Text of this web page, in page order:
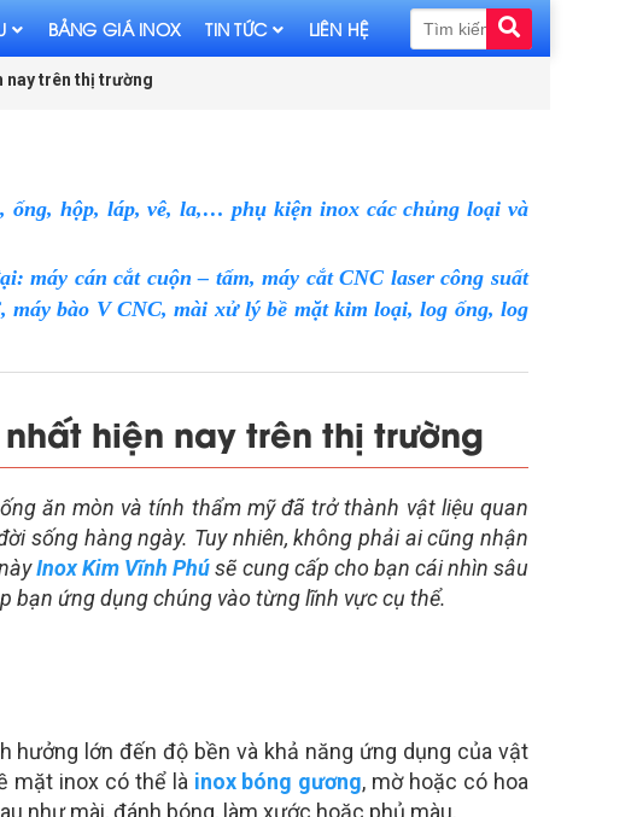
BẢNG GIÁ INOX TIN TỨC LIÊN HỆ
nay trên thị trường
ống, hộp, láp, vê, la,… phụ kiện inox các chủng loại và
máy cán cắt cuộn – tấm, máy cắt CNC laser công suất
bào V CNC, mài xử lý bề mặt kim loại, log ống, log
hiện nay trên thị trường
ăn mòn và tính thẩm mỹ đã trở thành vật liệu quan
sống hàng ngày. Tuy nhiên, không phải ai cũng nhận
Inox Kim Vĩnh Phúsẽ cung cấp cho bạn cái nhìn sâu
bạn ứng dụng chúng vào từng lĩnh vực cụ thể.
hưởng lớn đến độ bền và khả năng ứng dụng của vật
mặt inox có thể là inox bóng gương, mờ hoặc có hoa
như mài, đánh bóng, làm xước hoặc phủ màu.